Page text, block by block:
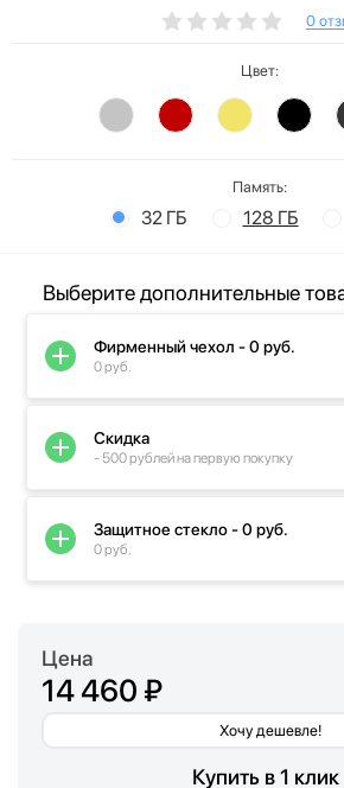
0
Цвет:
Память:
32 ГБ 128 ГБ
Цена
14 460 ₽
Хочу дешевле!
Купить в 1 клик
Выберите дополнительные
Фирменный чехол - 0 руб.
0 руб.
Скидка
- 500 рублей на первую покупку
Защитное стекло - 0 руб.
0 руб.